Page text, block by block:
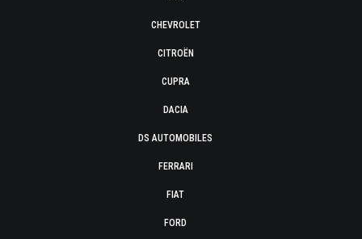
CHEVROLET
CITROËN
CUPRA
DACIA
DS AUTOMOBILES
FERRARI
FIAT
FORD